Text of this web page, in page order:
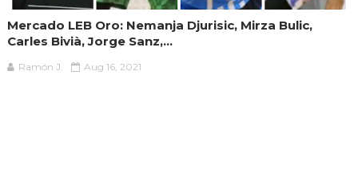
Mercado LEB Oro: Nemanja Djurisic, Mirza Bulic,
Carles Bivià, Jorge Sanz,...
Ramón J. Aug 16, 2021